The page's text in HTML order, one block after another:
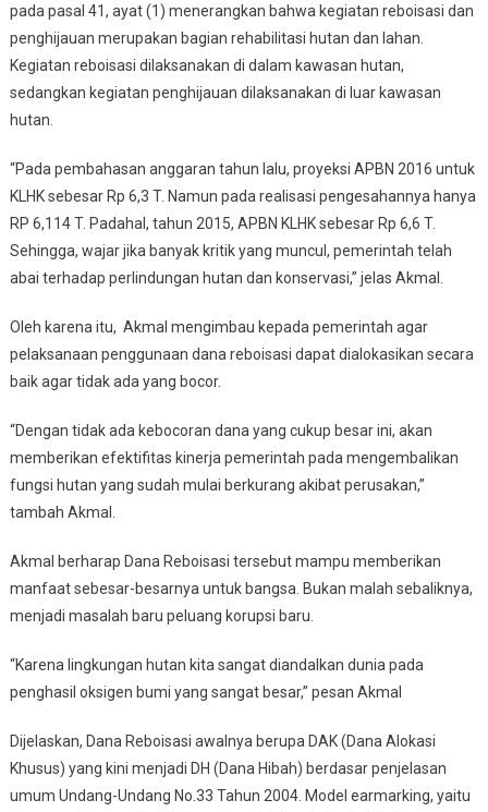
pada pasal 41, ayat (1) menerangkan bahwa kegiatan reboisasi dan
penghijauan merupakan bagian rehabilitasi hutan dan lahan.
Kegiatan reboisasi dilaksanakan di dalam kawasan hutan,
sedangkan kegiatan penghijauan dilaksanakan di luar kawasan
hutan.
“Pada pembahasan anggaran tahun lalu, proyeksi APBN 2016 untuk
KLHK sebesar Rp 6,3 T. Namun pada realisasi pengesahannya hanya
RP 6,114 T. Padahal, tahun 2015, APBN KLHK sebesar Rp 6,6 T.
Sehingga, wajar jika banyak kritik yang muncul, pemerintah telah
abai terhadap perlindungan hutan dan konservasi,” jelas Akmal.
Oleh karena itu, Akmal mengimbau kepada pemerintah agar
pelaksanaan penggunaan dana reboisasi dapat dialokasikan secara
baik agar tidak ada yang bocor.
“Dengan tidak ada kebocoran dana yang cukup besar ini, akan
memberikan efektifitas kinerja pemerintah pada mengembalikan
fungsi hutan yang sudah mulai berkurang akibat perusakan,”
tambah Akmal.
Akmal berharap Dana Reboisasi tersebut mampu memberikan
manfaat sebesar-besarnya untuk bangsa. Bukan malah sebaliknya,
menjadi masalah baru peluang korupsi baru.
“Karena lingkungan hutan kita sangat diandalkan dunia pada
penghasil oksigen bumi yang sangat besar,” pesan Akmal
Dijelaskan, Dana Reboisasi awalnya berupa DAK (Dana Alokasi
Khusus) yang kini menjadi DH (Dana Hibah) berdasar penjelasan
umum Undang-Undang No.33 Tahun 2004. Model earmarking, yaitu